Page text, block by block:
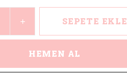
SEPETE EKLE
HEMEN AL